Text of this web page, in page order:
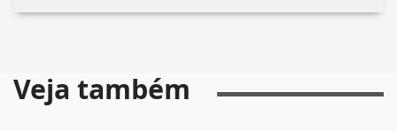
Veja também